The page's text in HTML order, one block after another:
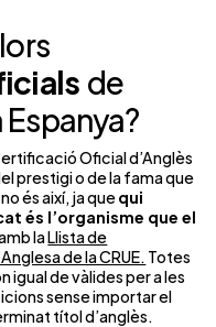
de
Oficial d’Anglès
prestigi o de la fama que
és així, ja quequi
és l’organisme que el
laLlista de
de la CRUE. Totes
igual de vàlides per a les
sense importar el
títol d’anglès.